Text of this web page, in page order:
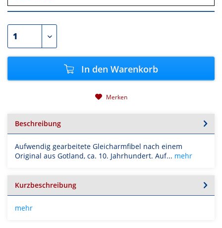
In den Warenkorb
Merken
Beschreibung
Aufwendig gearbeitete Gleicharmfibel nach einem
Original aus Gotland, ca. 10. Jahrhundert. Auf... mehr
Kurzbeschreibung
mehr